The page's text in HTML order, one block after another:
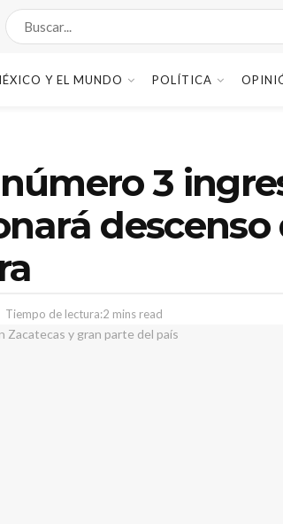
Y EL MUNDO POLÍTICA
3
descenso
Tiempo de lectura:2 mins read